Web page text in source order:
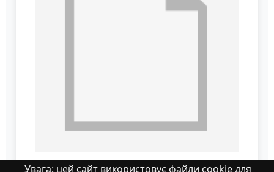
Увага: цей сайт використовує файли cookie для